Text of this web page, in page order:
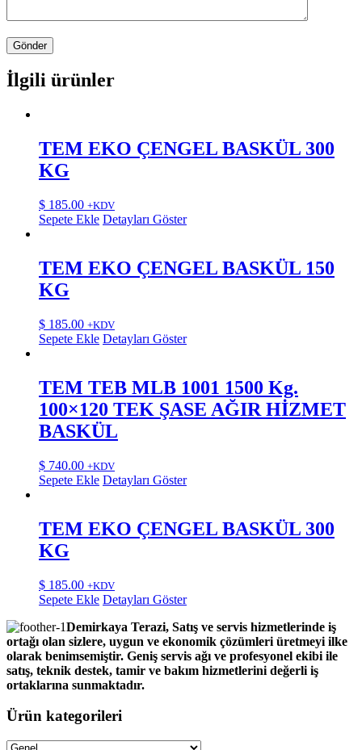
İlgili ürünler
TEM EKO ÇENGEL BASKÜL 300
KG
$ 185.00 +KDV
Sepete Ekle Detayları Göster
TEM EKO ÇENGEL BASKÜL 150
KG
$ 185.00 +KDV
Sepete Ekle Detayları Göster
TEM TEB MLB 1001 1500 Kg.
100×120 TEK ŞASE AĞIR HİZMET
BASKÜL
$ 740.00 +KDV
Sepete Ekle Detayları Göster
TEM EKO ÇENGEL BASKÜL 300
KG
$ 185.00 +KDV
Sepete Ekle Detayları Göster
Demirkaya Terazi, Satış ve servis hizmetlerinde iş
ortağı olan sizlere, uygun ve ekonomik çözümleri üretmeyi ilke
olarak benimsemiştir. Geniş servis ağı ve profesyonel ekibi ile
satış, teknik destek, tamir ve bakım hizmetlerini değerli iş
ortaklarına sunmaktadır.
Ürün kategorileri